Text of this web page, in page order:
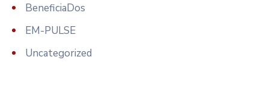
BeneficiaDos
EM-PULSE
Uncategorized